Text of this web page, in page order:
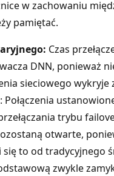
w zachowaniu
pamiętać.
Czas
DNN, ponieważ
sieciowego
: Połączenia
trybu
otwarte,
się to od tradycyjnego
zwykle